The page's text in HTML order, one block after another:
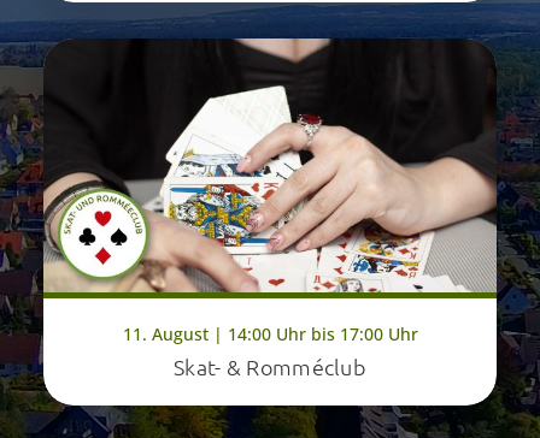
11. August | 14:00 Uhr bis 17:00 Uhr
Skat- & Romméclub